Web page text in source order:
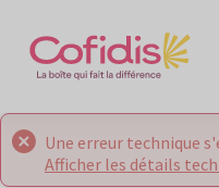
Une erreur technique
Afficher les détails